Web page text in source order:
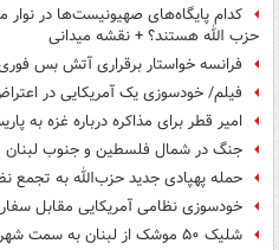
کدام پایگاه‌های صهیونیست‌ها در
حزب الله هستند؟ + نقشه میدانی
فرانسه خواستار برقراری آتش بس
فیلم/ خودسوزی یک آمریکایی در
امیر قطر برای مذاکره درباره غزه به
جنگ در شمال فلسطین و جنوب لبنان
حمله پهپادی جدید حزب‌الله به تجمع
خودسوزی نظامی آمریکایی مقابل
شلیک ۵۰ موشک از لبنان به سمت شهرک‌های اسرائیلی +فیلم